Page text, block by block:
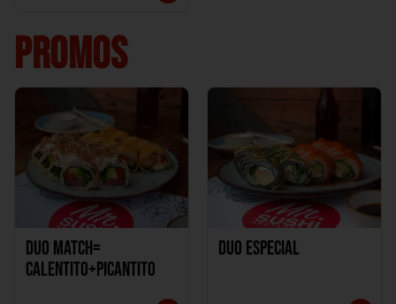
PROMOS
DUO MATCH=
CALENTITO+PICANTITO
Duo especial